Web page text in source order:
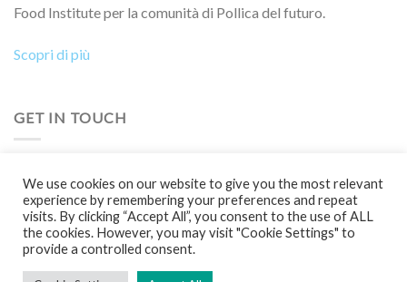
Food Institute per la comunità di Pollica del futuro.
Scopri di più
GET IN TOUCH
Boot Camp o semplicemente saperne di più?
Contattaci!
We use cookies on our website to give you the most relevant
experience by remembering your preferences and repeat
visits. By clicking “Accept All”, you consent to the use of ALL
the cookies. However, you may visit "Cookie Settings" to
provide a controlled consent.